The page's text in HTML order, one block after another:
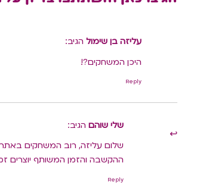
עליזה בן שימול הגיב:
היכן המשחקים?!
Reply
שלי שוהם הגיב:
שלום עליזה, רוב המשחקים
ההקשבה והזמן המשותף יוצרים
Reply